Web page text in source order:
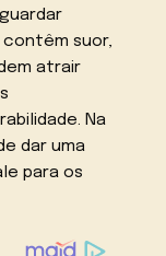
contêm suor,
atrair
Na
dar uma
para os